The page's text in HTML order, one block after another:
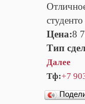
студенто
Цена:8
Тип
Далее
Тф:+7